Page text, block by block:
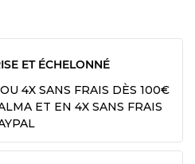
ET ÉCHELONNÉ
4X SANS FRAIS DÈS 100€
ET EN 4X SANS FRAIS